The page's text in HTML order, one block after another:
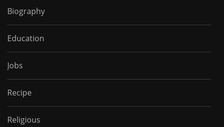
Biography
Education
Jobs
Recipe
Religious